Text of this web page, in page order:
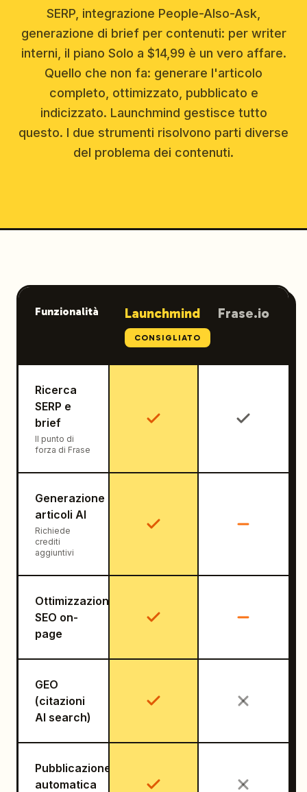
SERP, integrazione People-Also-Ask,
generazione di brief per contenuti: per writer
interni, il piano Solo a $14,99 è un vero affare.
Quello che non fa: generare l'articolo
completo, ottimizzato, pubblicato e
indicizzato. Launchmind gestisce tutto
questo. I due strumenti risolvono parti diverse
del problema dei contenuti.
Funzionalità Launchmind
CONSIGLIATO
Frase.io
Ricerca
SERP e
brief
Il punto di
forza di Frase
Generazione
articoli AI
Richiede
crediti
aggiuntivi
Ottimizzazione
SEO on-
page
GEO
(citazioni
AI search)
Pubblicazione
automatica